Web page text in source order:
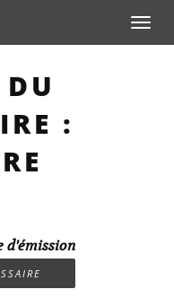
Toggle
:
d'émission